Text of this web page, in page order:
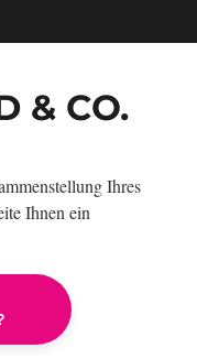
& CO.
Ihres
Ihnen ein